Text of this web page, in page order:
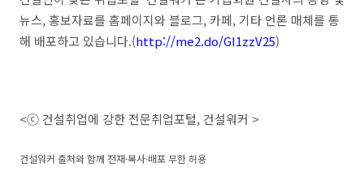
뉴스, 홍보자료를 홈페이지와 블로그, 카페, 기타 언론 매체를 통
해 배포하고 있습니다.(http://me2.do/GI1zzV25)
<ⓒ 건설취업에 강한 전문취업포털, 건설워커 >
건설워커 출처와 함께 전재·복사·배포 무한 허용